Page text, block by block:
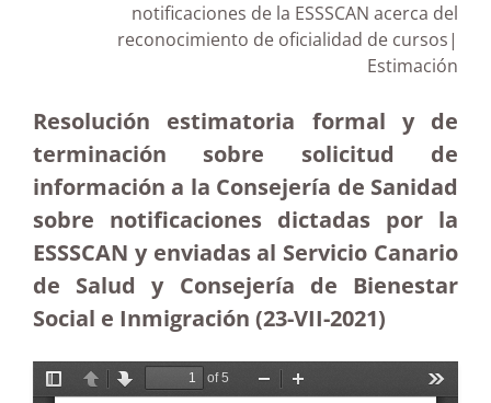
notificaciones de la ESSSCAN acerca del
reconocimiento de oficialidad de cursos|
Estimación
Resolución estimatoria formal y de
terminación sobre solicitud de
información a la Consejería de Sanidad
sobre notificaciones dictadas por la
ESSSCAN y enviadas al Servicio Canario
de Salud y Consejería de Bienestar
Social e Inmigración (23-VII-2021)